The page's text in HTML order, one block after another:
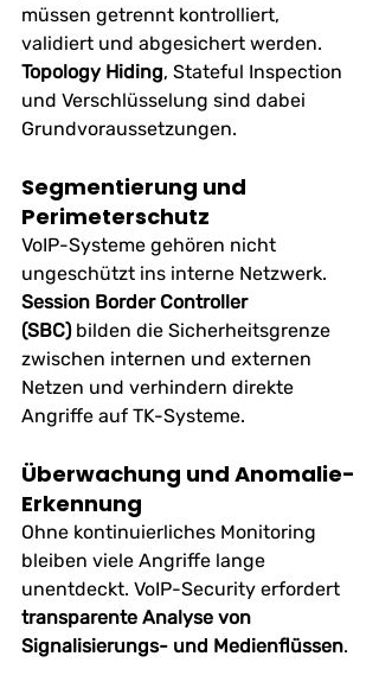
müssen getrennt kontrolliert,
validiert und abgesichert werden.
Topology Hiding, Stateful Inspection
und Verschlüsselung sind dabei
Grundvoraussetzungen.
Segmentierung und
Perimeterschutz
VoIP-Systeme gehören nicht
ungeschützt ins interne Netzwerk.
Session Border Controller
(SBC) bilden die Sicherheitsgrenze
zwischen internen und externen
Netzen und verhindern direkte
Angriffe auf TK-Systeme.
Überwachung und Anomalie-
Erkennung
Ohne kontinuierliches Monitoring
bleiben viele Angriffe lange
unentdeckt. VoIP-Security erfordert
transparente Analyse von
Signalisierungs- und Medienflüssen.